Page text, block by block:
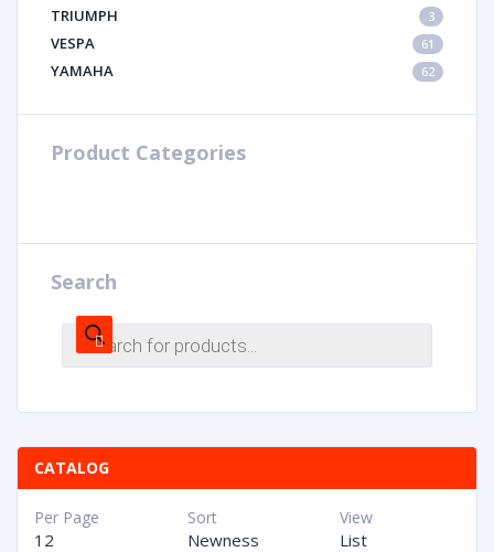
TRIUMPH 3
VESPA 61
YAMAHA 62
Product Categories
Search
CATALOG
View
List
Sort
Newness
Per Page
12